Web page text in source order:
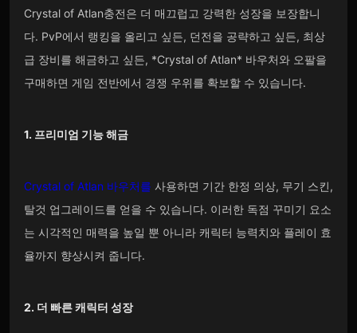
Crystal of Atlan충전은 더 매끄럽고 강력한 성장을 보장합니
다. PvP에서 랭킹을 올리고 싶든, 던전을 공략하고 싶든, 최상
급 장비를 해금하고 싶든, *Crystal of Atlan* 바우처와 오팔을
구매하면 게임 전반에서 경쟁 우위를 확보할 수 있습니다.
1. 프리미엄 기능 해금
Crystal of Atlan 바우처를 사용하면 기간 한정 의상, 무기 스킨,
탈것 업그레이드를 얻을 수 있습니다. 이러한 독점 꾸미기 요소
는 시각적인 매력을 높일 뿐 아니라 캐릭터 능력치와 플레이 효
율까지 향상시켜 줍니다.
2. 더 빠른 캐릭터 성장